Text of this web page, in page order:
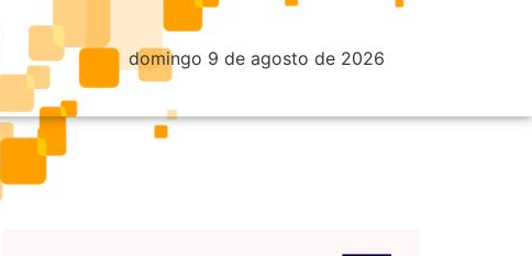
domingo 9 de agosto de 2026